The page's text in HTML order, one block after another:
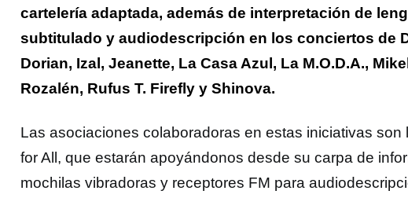
cartelería adaptada, además de interpretación de
subtitulado y audiodescripción en los conciertos de
Dorian, Izal, Jeanette, La Casa Azul, La M.O.D.A.,
Rozalén, Rufus T. Firefly y Shinova.
Las asociaciones colaboradoras en estas iniciativas son
for All, que estarán apoyándonos desde su carpa de
mochilas vibradoras y receptores FM para